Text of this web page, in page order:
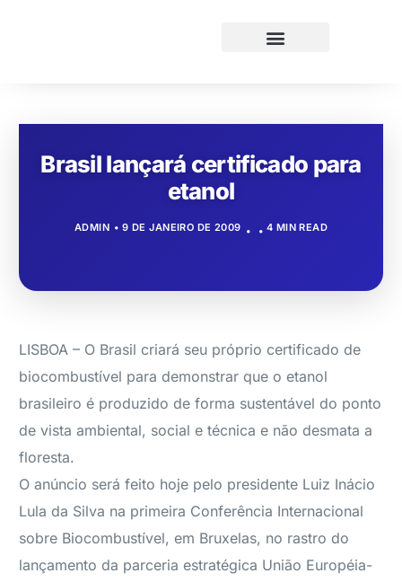
Brasil lançará certificado para
etanol
ADMIN 9 DE JANEIRO DE 2009 4 MIN READ
LISBOA – O Brasil criará seu próprio certificado de
biocombustível para demonstrar que o etanol
brasileiro é produzido de forma sustentável do ponto
de vista ambiental, social e técnica e não desmata a
floresta.
O anúncio será feito hoje pelo presidente Luiz Inácio
Lula da Silva na primeira Conferência Internacional
sobre Biocombustível, em Bruxelas, no rastro do
lançamento da parceria estratégica União Européia-